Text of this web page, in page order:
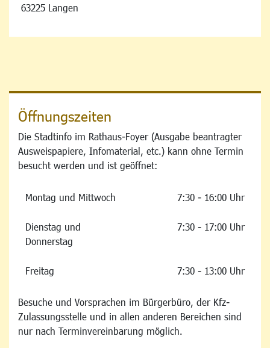
63225 Langen
Öffnungszeiten
Die Stadtinfo im Rathaus-Foyer (Ausgabe beantragter
Ausweispapiere, Infomaterial, etc.) kann ohne Termin
besucht werden und ist geöffnet:
Montag und Mittwoch 7:30 - 16:00 Uhr
Dienstag und
Donnerstag
7:30 - 17:00 Uhr
Freitag 7:30 - 13:00 Uhr
Besuche und Vorsprachen im Bürgerbüro, der Kfz-
Zulassungsstelle und in allen anderen Bereichen sind
nur nach Terminvereinbarung möglich.